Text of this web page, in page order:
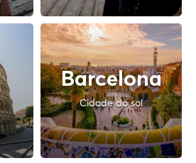
Barcelona
Cidade do sol